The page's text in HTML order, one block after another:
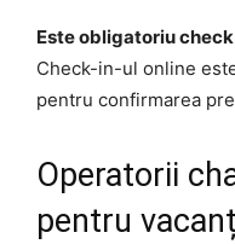
Este obligatoriu
Check-in-ul online
pentru confirmarea
Operatorii
pentru